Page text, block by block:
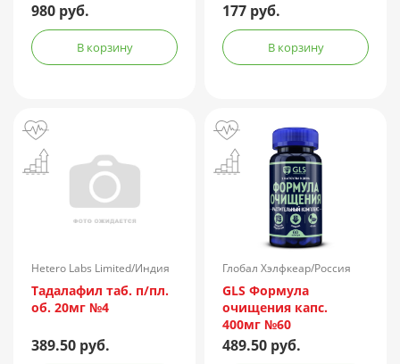
980 руб.
В корзину
177 руб.
В корзину
Hetero Labs Limited/Индия
Тадалафил таб. п/пл.
об. 20мг №4
389.50 руб.
Глобал Хэлфкеар/Россия
GLS Формула
очищения капс.
400мг №60
489.50 руб.